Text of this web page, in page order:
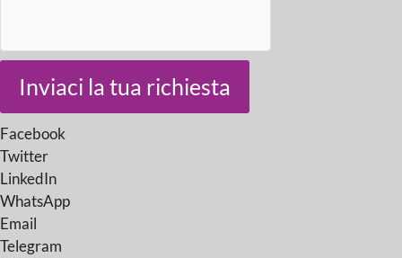
Inviaci la tua richiesta
Facebook
Twitter
LinkedIn
WhatsApp
Email
Telegram